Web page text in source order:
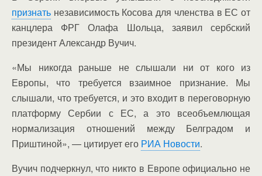
признать независимость Косова для членства в ЕС от
канцлера ФРГ Олафа Шольца, заявил сербский
президент Александр Вучич.
«Мы никогда раньше не слышали ни от кого из
Европы, что требуется взаимное признание. Мы
слышали, что требуется, и это входит в переговорную
платформу Сербии с ЕС, а это всеобъемлющая
нормализация отношений между Белградом и
Приштиной», — цитирует его РИА Новости.
Вучич подчеркнул, что никто в Европе официально не